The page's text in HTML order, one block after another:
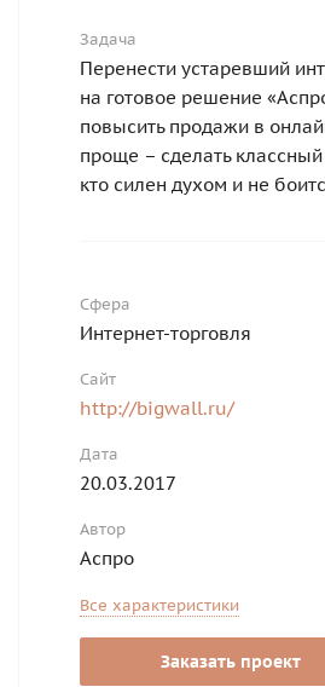
Задача
Перенести устаревший
на готовое решение
повысить продажи в
проще – сделать классный
кто силен духом и не
Сфера
Интернет-торговля
Сайт
http://bigwall.ru/
Дата
20.03.2017
Автор
Аспро
Все характеристики
Заказать проект